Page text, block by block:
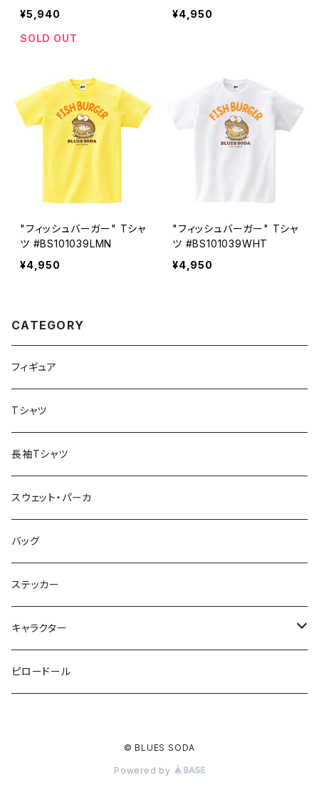
NDC
¥5,940
SOLD OUT
¥4,950
"フィッシュバーガー" Tシャ
ツ #BS101039LMN
¥4,950
"フィッシュバーガー" Tシャ
ツ #BS101039WHT
¥4,950
CATEGORY
フィギュア
Tシャツ
長袖Tシャツ
スウェット・パーカ
バッグ
ステッカー
キャラクター
鉄仮面マン
ピロードール
© BLUES SODA
Powered by